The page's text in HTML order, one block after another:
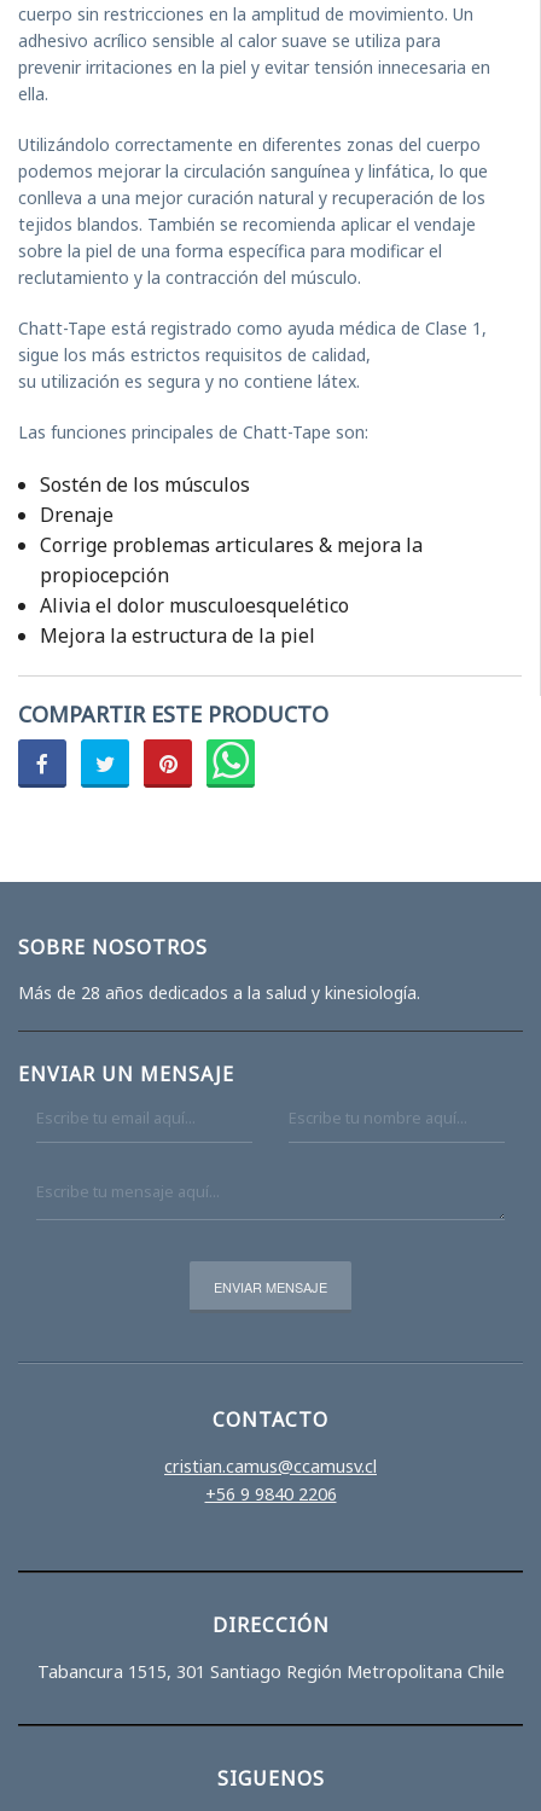
cuerpo sin restricciones en la amplitud de movimiento. Un
adhesivo acrílico sensible al calor suave se utiliza para
prevenir irritaciones en la piel y evitar tensión innecesaria en
ella.
Utilizándolo correctamente en diferentes zonas del cuerpo
podemos mejorar la circulación sanguínea y linfática, lo que
conlleva a una mejor curación natural y recuperación de los
tejidos blandos. También se recomienda aplicar el vendaje
sobre la piel de una forma específica para modificar el
reclutamiento y la contracción del músculo.
Chatt-Tape está registrado como ayuda médica de Clase 1,
sigue los más estrictos requisitos de calidad,
su utilización es segura y no contiene látex.
Las funciones principales de Chatt-Tape son:
Sostén de los músculos
Drenaje
Corrige problemas articulares & mejora la
propiocepción
Alivia el dolor musculoesquelético
Mejora la estructura de la piel
COMPARTIR ESTE PRODUCTO
SOBRE NOSOTROS
Más de 28 años dedicados a la salud y kinesiología.
ENVIAR UN MENSAJE
CONTACTO
cristian.camus@ccamusv.cl
+56 9 9840 2206
DIRECCIÓN
Tabancura 1515, 301 Santiago Región Metropolitana Chile
SIGUENOS